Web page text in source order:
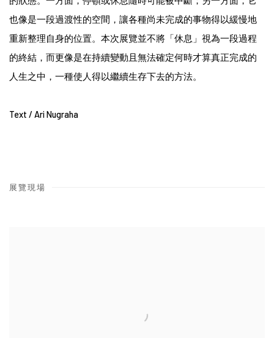
也像是一段過渡性的空間，讓各種尚未完成的事物得以緩慢地
重新整理自身的位置。本次展覽並不將「休息」視為一段過程
的終結，而更像是在持續變動且無法確定何時才算真正完成的
人生之中，一種使人得以繼續生存下去的方法。
Text / Ari Nugraha
展覽現場